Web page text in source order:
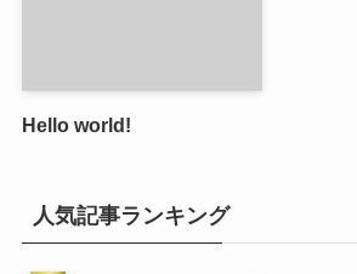
Hello world!
人気記事ランキング